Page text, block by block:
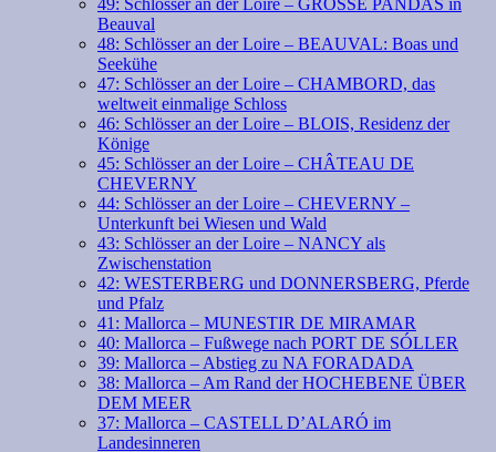
Beauval
48: Schlösser an der Loire – BEAUVAL: Boas und
Seekühe
47: Schlösser an der Loire – CHAMBORD, das
weltweit einmalige Schloss
46: Schlösser an der Loire – BLOIS, Residenz der
Könige
45: Schlösser an der Loire – CHÂTEAU DE
CHEVERNY
44: Schlösser an der Loire – CHEVERNY –
Unterkunft bei Wiesen und Wald
43: Schlösser an der Loire – NANCY als
Zwischenstation
42: WESTERBERG und DONNERSBERG, Pferde
und Pfalz
41: Mallorca – MUNESTIR DE MIRAMAR
40: Mallorca – Fußwege nach PORT DE SÓLLER
39: Mallorca – Abstieg zu NA FORADADA
38: Mallorca – Am Rand der HOCHEBENE ÜBER
DEM MEER
37: Mallorca – CASTELL D’ALARÓ im
Landesinneren